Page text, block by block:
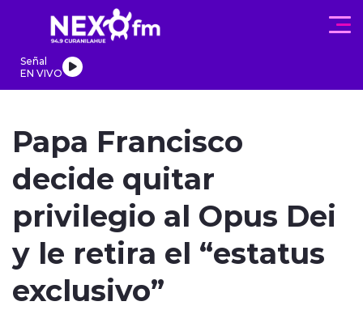
Click acá para ir directamente al contenido
Señal
EN VIVO
modo claro
Papa Francisco
decide quitar
privilegio al Opus Dei
y le retira el “estatus
exclusivo”